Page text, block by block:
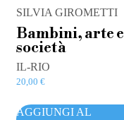
SILVIA GIROMETTI
Bambini, arte e
società
IL-RIO
20,00 €
AGGIUNGI AL